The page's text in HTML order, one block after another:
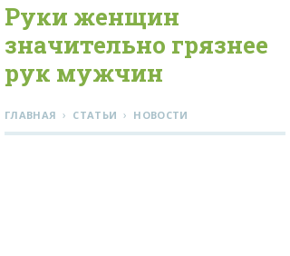
Руки женщин
значительно грязнее
рук мужчин
ГЛАВНАЯ › СТАТЬИ › НОВОСТИ